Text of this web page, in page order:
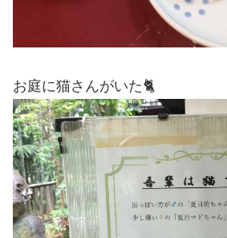
お庭に猫さんがいた🐈